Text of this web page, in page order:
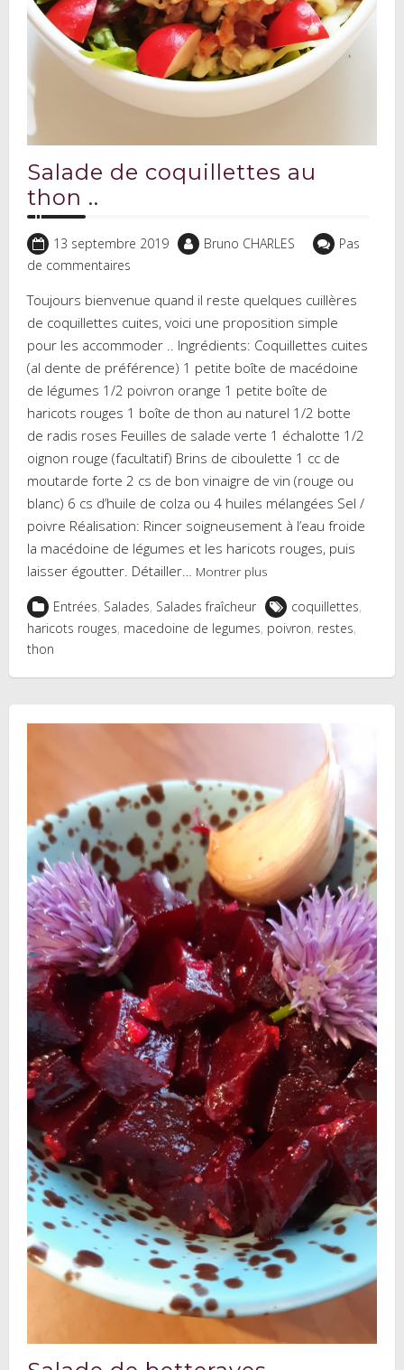
Salade de coquillettes au
thon ..
13 septembre 2019 Bruno CHARLES
Pas
de commentaires
Toujours bienvenue quand il reste quelques cuillères
de coquillettes cuites, voici une proposition simple
pour les accommoder .. Ingrédients: Coquillettes cuites
(al dente de préférence) 1 petite boîte de macédoine
de légumes 1/2 poivron orange 1 petite boîte de
haricots rouges 1 boîte de thon au naturel 1/2 botte
de radis roses Feuilles de salade verte 1 échalotte 1/2
oignon rouge (facultatif) Brins de ciboulette 1 cc de
moutarde forte 2 cs de bon vinaigre de vin (rouge ou
blanc) 6 cs d’huile de colza ou 4 huiles mélangées Sel /
poivre Réalisation: Rincer soigneusement à l’eau froide
la macédoine de légumes et les haricots rouges, puis
laisser égoutter. Détailler… Montrer plus
Entrées, Salades, Salades fraîcheur coquillettes,
haricots rouges, macedoine de legumes, poivron, restes,
thon